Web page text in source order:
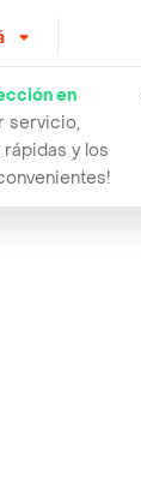
en
servicio,
y los
blanco